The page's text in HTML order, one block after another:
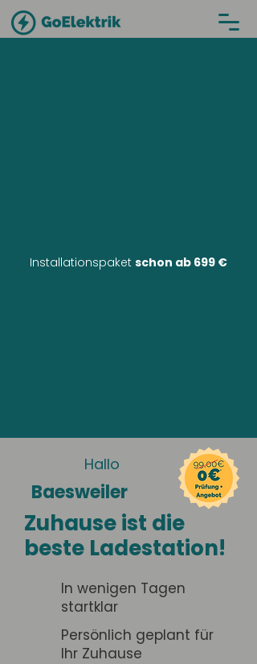
Installationspaket schon ab 699 €
Hallo
Baesweiler
Zuhause ist die
beste Ladestation!
In wenigen Tagen
startklar
Persönlich geplant für
Ihr Zuhause